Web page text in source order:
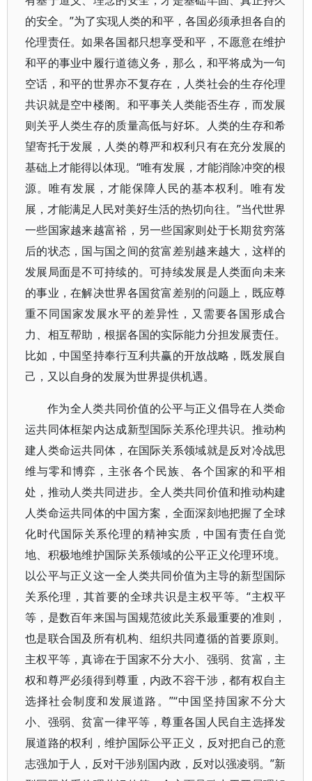
的安全。”为了实现人类的和平，各国必须承担各自的
伦理责任。如果各国都只想享受和平，不愿意在维护
和平的事业中履行道德义务，那么，和平将成为一句
空话，和平的世界亦不复存在，人类社会的生存伦理
共识就是空中楼阁。和平事关人类能否生存，而发展
则关乎人类生存的质量高低与好坏。人类的生存和希
望寄托于发展，人类的尊严和权利只有在充分发展的
基础上才能得以体现。“唯有发展，才能消除冲突的根
源。唯有发展，才能保障人民的基本权利。唯有发
展，才能满足人民对美好生活的热切向往。”当代世界
一些国家越来越富裕，另一些国家则处于长期贫穷落
后的状态，国与国之间的贫富差别越来越大，这样的
发展局面是不可持续的。可持续发展是人类面向未来
的事业，在解决世界各国贫富差别的问题上，既应尊
重不同国家发展水平的差异性，又需要各国形成合
力、相互帮助，根据各国的实际能力分担发展责任。
比如，中国坚持奉行互利共赢的开放战略，既发展自
己，又以自身的发展为世界提供机遇。
作为全人类共同价值的公平与正义倡导在人类命
运共同体框架内达成新型国际关系伦理共识。推动构
建人类命运共同体，在国际关系领域就是反对冷战思
维与零和博弈，主张各个民族、各个国家的和平相
处，推动人类共同进步。全人类共同价值和推动构建
人类命运共同体的中国方案，全面深刻地把握了全球
化时代国际关系伦理的精神实质，中国有责任自觉
地、积极地维护国际关系领域的公平正义伦理环境。
以公平与正义这一全人类共同价值为主导的新型国际
关系伦理，其首要的全球共识是主权平等。“主权平
等，是数百年来国与国规范彼此关系最重要的准则，
也是联合国及所有机构、组织共同遵循的首要原则。
主权平等，真谛在于国家不分大小、强弱、贫富，主
权和尊严必须得到尊重，内政不容干涉，都有权自主
选择社会制度和发展道路。”“中国坚持国家不分大
小、强弱、贫富一律平等，尊重各国人民自主选择发
展道路的权利，维护国际公平正义，反对把自己的意
志强加于人，反对干涉别国内政，反对以强凌弱。”新